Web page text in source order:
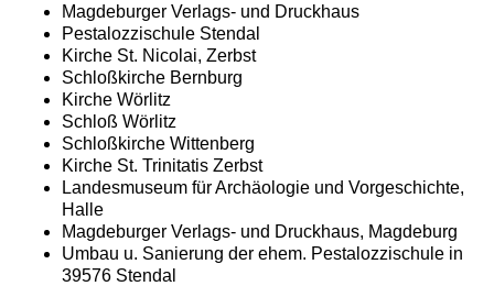
Magdeburger Verlags- und Druckhaus
Pestalozzischule Stendal
Kirche St. Nicolai, Zerbst
Schloßkirche Bernburg
Kirche Wörlitz
Schloß Wörlitz
Schloßkirche Wittenberg
Kirche St. Trinitatis Zerbst
Landesmuseum für Archäologie und Vorgeschichte,
Halle
Magdeburger Verlags- und Druckhaus, Magdeburg
Umbau u. Sanierung der ehem. Pestalozzischule in
39576 Stendal